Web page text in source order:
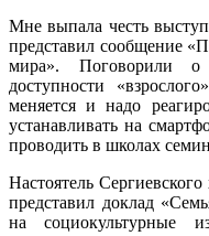
Мне выпала честь
представил сообщение
мира». Поговорили
доступности
меняется и надо
устанавливать на
проводить в школах
Настоятель
представил доклад
на социокультурные